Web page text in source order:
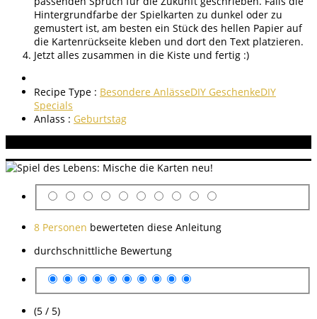
Hintergrundfarbe der Spielkarten zu dunkel oder zu
gemustert ist, am besten ein Stück des hellen Papier auf
die Kartenrückseite kleben und dort den Text platzieren.
Jetzt alles zusammen in die Kiste und fertig :)
Recipe Type : Besondere AnlässeDIY GeschenkeDIY
Specials
Anlass : Geburtstag
8 Personen bewerteten diese Anleitung
durchschnittliche Bewertung
(5 / 5)